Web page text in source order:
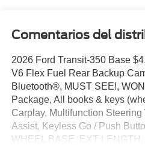
Comentarios del
2026 Ford Transit-350 Base
V6 Flex Fuel Rear Backup
Bluetooth®, MUST SEE!,
Package, All books & keys
Carplay, Multifunction
Assist, Keyless Go / Push
WHEEL BASE, EXT